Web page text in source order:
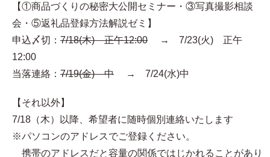
【①商品づくりの秘密大公開セミナー・③写真撮影相談
会・⑤返礼品登録方法解説ゼミ】
申込〆切： 7/18(木) 正午12:00 → 7/23(火) 正午
12:00
当落連絡： 7/19(金) 中 → 7/24(水)中
【それ以外】
7/18（木）以降、希望者に随時個別連絡いたします
※パソコンのアドレスでご登録ください。
携帯のアドレスだと容量の関係ではじかれることがあり